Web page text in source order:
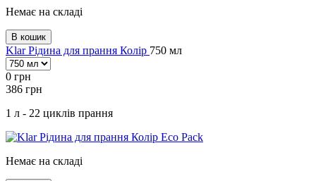
Немає на складі
В кошик
Klar Рідина для прання Колір 750 мл
0 грн
386 грн
1 л - 22 циклів прання
Немає на складі